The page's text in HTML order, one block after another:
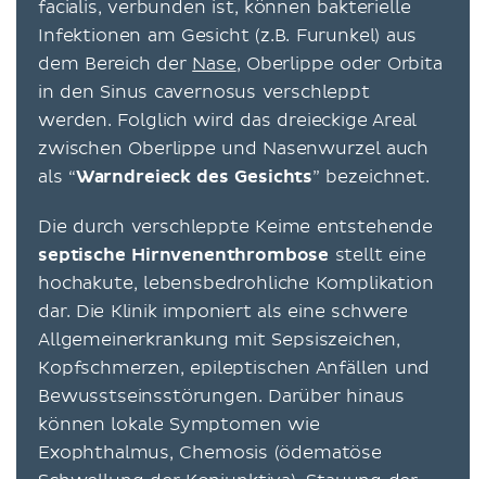
facialis, verbunden ist, können bakterielle
Infektionen am Gesicht (z.B. Furunkel) aus
dem Bereich der Nase, Oberlippe oder Orbita
in den Sinus cavernosus verschleppt
werden. Folglich wird das dreieckige Areal
zwischen Oberlippe und Nasenwurzel auch
als “Warndreieck des Gesichts” bezeichnet.
Die durch verschleppte Keime entstehende
septische Hirnvenenthrombose stellt eine
hochakute, lebensbedrohliche Komplikation
dar. Die Klinik imponiert als eine schwere
Allgemeinerkrankung mit Sepsiszeichen,
Kopfschmerzen, epileptischen Anfällen und
Bewusstseinsstörungen. Darüber hinaus
können lokale Symptomen wie
Exophthalmus, Chemosis (ödematöse